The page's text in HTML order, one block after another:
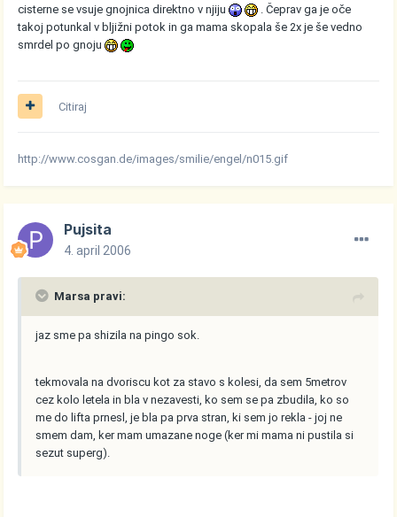
cisterne se vsuje gnojnica direktno v njiju
. Čeprav ga je oče
takoj potunkal v bljižni potok in ga mama skopala še 2x je še vedno
smrdel po gnoju
Citiraj
http://www.cosgan.de/images/smilie/engel/n015.gif
Pujsita
4. april 2006
Marsa pravi:
jaz sme pa shizila na pingo sok.
tekmovala na dvoriscu kot za stavo s kolesi, da sem 5metrov
cez kolo letela in bla v nezavesti, ko sem se pa zbudila, ko so
me do lifta prnesl, je bla pa prva stran, ki sem jo rekla - joj ne
smem dam, ker mam umazane noge (ker mi mama ni pustila si
sezut superg).